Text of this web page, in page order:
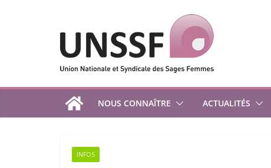
NOUS CONNAÎTRE ACTUALITÉS
INFOS